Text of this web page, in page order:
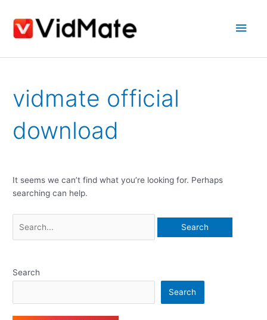
content
Main
vidmate official
download
It seems we can’t find what you’re looking for. Perhaps
searching can help.
Search
Search